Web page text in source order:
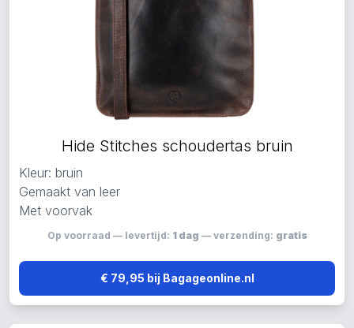
Hide Stitches schoudertas bruin
Kleur: bruin
Gemaakt van leer
Met voorvak
Op voorraad — levertijd: 1 dag — verzending: gratis
€ 79,95 bij Bagageonline.nl